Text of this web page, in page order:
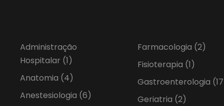
Administração
Hospitalar (1)
Anatomia (4)
Anestesiologia (6)
Farmacologia (2)
Fisioterapia (1)
Gastroenterologia
Geriatria (2)